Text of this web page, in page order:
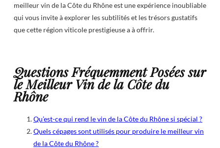
meilleur vin de la Côte du Rhône est une expérience inoubliable
qui vous invite à explorer les subtilités et les trésors gustatifs
que cette région viticole prestigieuse a à offrir.
Questions Fréquemment Posées sur
le Meilleur Vin de la Côte du
Rhône
Qu’est-ce qui rend le vin de la Côte du Rhône si spécial ?
Quels cépages sont utilisés pour produire le meilleur vin
de la Côte du Rhône ?